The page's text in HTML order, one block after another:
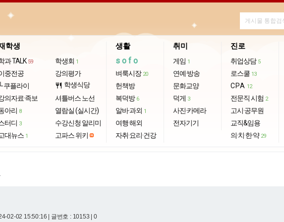
학생
과 TALK 59
중전공
쿠플라이
의자료·족보
아리 8
터디 3
대뉴스 1
학생회 1
강의평가
restaurant 학생식당
셔틀버스 노선
열람실 (실시간)
수강신청 알리미
고파스 위키
생활
sofo
벼룩시장 20
헌책방
복덕방 6
알바·과외 1
여행·해외
자취·요리·건강
취미
게임 1
연예·방송
문화교양
덕게 3
사진·카메라
전자기기
진로
취업상담 5
로스쿨 13
CPA 12
전문직 시험 2
고시·공무원
교직&임용
의·치·한·약 29
02-02 15:50:16 | 글번호 : 10153 | 0